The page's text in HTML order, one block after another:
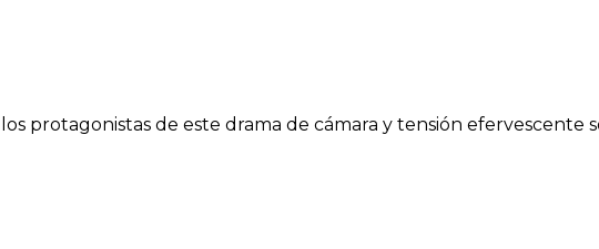
protagonistas de este drama de cámara y tensión efervescente